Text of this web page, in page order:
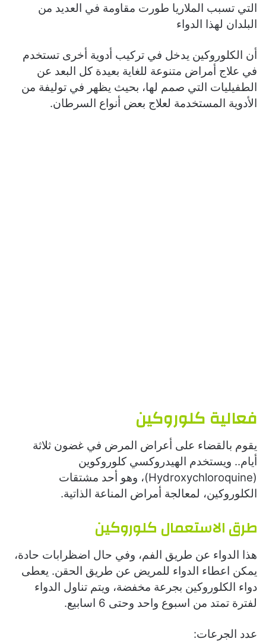
التي تسبب الملاريا طورت مقاومة في العديد من
البلدان لهذا الدواء
أن الكلوروكين يدخل في تركيب أدوية أخرى تستخدم
في علاج أمراض متنوعة للغاية بعيدة كل البعد عن
الطفيليات التي صمم لها، بحيث يظهر في توليفة من
الأدوية المستخدمة لعلاج بعض أنواع السرطان.
فعالية كلوروكين
يقوم بالقضاء على أعراض المرض في غضون ثلاثة
أيام.. ويستخدم الهيدروكسي كلوروكوين
(Hydroxychloroquine)، وهو أحد مشتقات
الكلوروكين، لمعالجة أمراض المناعة الذاتية.
طرق الاستعمال كلوروكين
هذا الدواء عن طريق الفم، وفي حال اضظرابات حادة،
يمكن اعطاء الدواء للمريض عن طريق الحقن. يعطى
دواء الكلوروكين بجرعة مخفضة، ويتم تناول الدواء
لفترة تمتد من اسبوع واحد وحتى 6 اسابيع.
عدد الجرعات: